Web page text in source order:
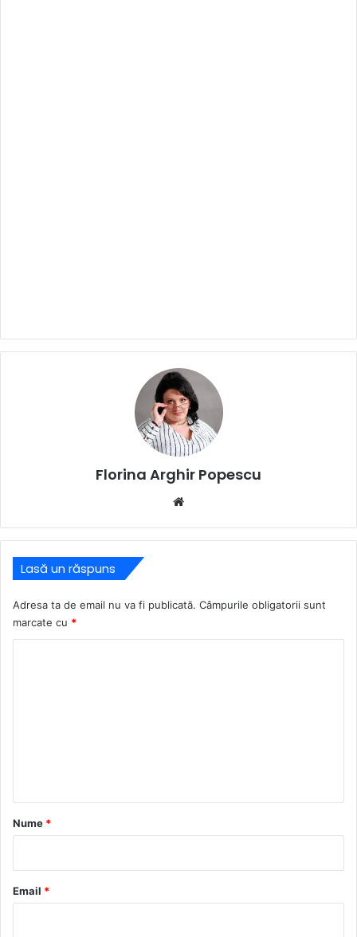
Florina Arghir Popescu
Lasă un răspuns
Adresa ta de email nu va fi publicată. Câmpurile obligatorii sunt
marcate cu *
r
*
Nume *
Email *